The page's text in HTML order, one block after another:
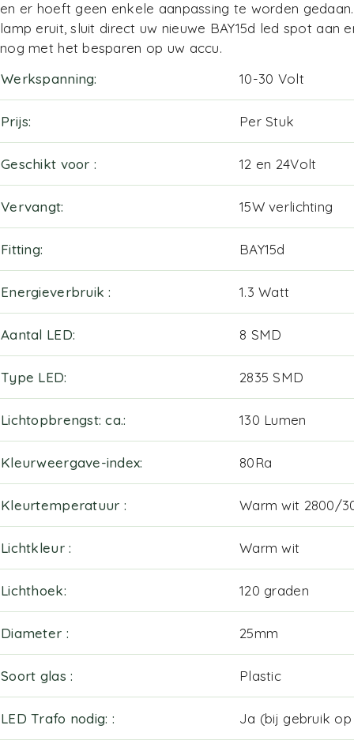
en er hoeft geen enkele aanpassing te worden
lamp eruit, sluit direct uw nieuwe BAY15d led spot aan
nog met het besparen op uw accu.
Werkspanning
10-30 Volt
Prijs Per Stuk
Geschikt voor 12 en 24Volt
Vervangt 15W verlichting
Fitting BAY15d
Energieverbruik 1.3 Watt
Aantal LED 8 SMD
Type LED 2835 SMD
Lichtopbrengst: ca. 130 Lumen
Kleurweergave-index 80Ra
Kleurtemperatuur Warm wit 2800/
Lichtkleur Warm wit
Lichthoek 120 graden
Diameter 25mm
Soort glas Plastic
LED Trafo nodig: Ja (bij gebruik